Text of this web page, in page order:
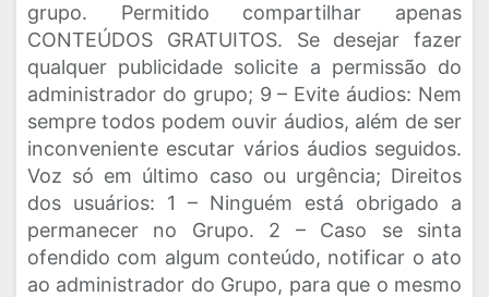
grupo. Permitido compartilhar apenas
CONTEÚDOS GRATUITOS. Se desejar fazer
qualquer publicidade solicite a permissão do
administrador do grupo; 9 – Evite áudios: Nem
sempre todos podem ouvir áudios, além de ser
inconveniente escutar vários áudios seguidos.
Voz só em último caso ou urgência; Direitos
dos usuários: 1 – Ninguém está obrigado a
permanecer no Grupo. 2 – Caso se sinta
ofendido com algum conteúdo, notificar o ato
ao administrador do Grupo, para que o mesmo